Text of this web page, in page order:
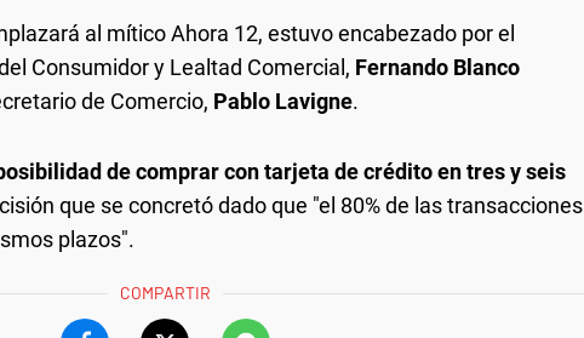
al mítico Ahora 12, estuvo encabezado por el
Consumidor y Lealtad Comercial, Fernando Blanco
de Comercio, Pablo Lavigne.
de comprar con tarjeta de crédito en tres y seis
que se concretó dado que "el 80% de las transacciones
plazos".
COMPARTIR